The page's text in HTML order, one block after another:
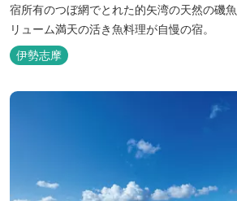
宿所有のつぼ網でとれた的矢湾の天然の磯
リューム満天の活き魚料理が自慢の宿。
伊勢志摩